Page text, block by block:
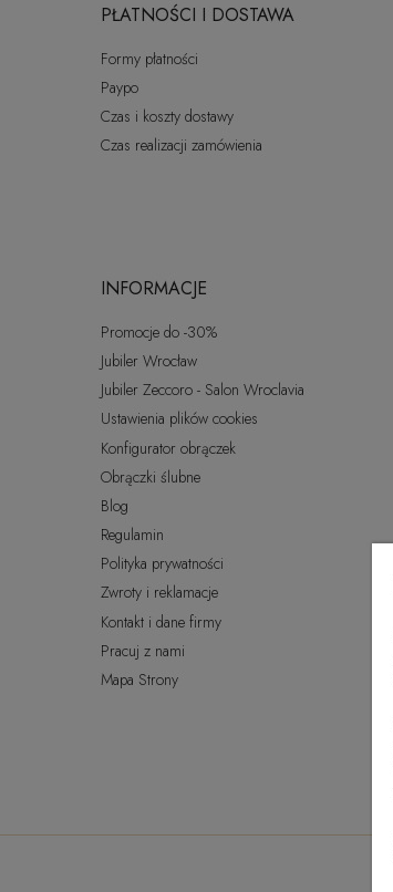
PŁATNOŚCI I DOSTAWA
Formy płatności
Paypo
Czas i koszty dostawy
Czas realizacji zamówienia
INFORMACJE
Promocje do -30%
Jubiler Wrocław
Jubiler Zeccoro - Salon Wroclavia
Ustawienia plików cookies
Konfigurator obrączek
Obrączki ślubne
Blog
Regulamin
Polityka prywatności
Zwroty i reklamacje
Kontakt i dane firmy
Pracuj z nami
Mapa Strony